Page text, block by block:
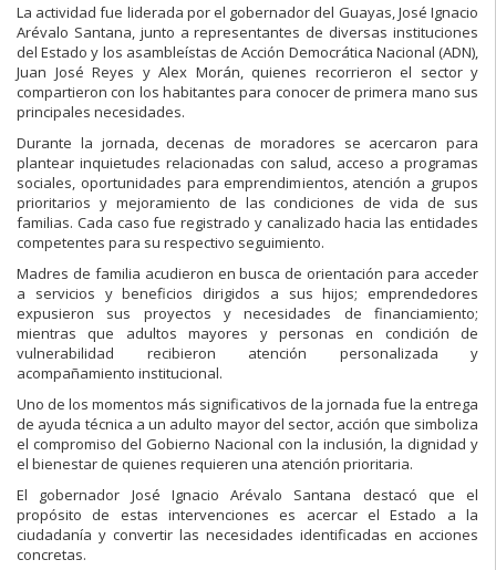
La actividad fue liderada por el gobernador del Guayas, José Ignacio
Arévalo Santana, junto a representantes de diversas instituciones
del Estado y los asambleístas de Acción Democrática Nacional (ADN),
Juan José Reyes y Alex Morán, quienes recorrieron el sector y
compartieron con los habitantes para conocer de primera mano sus
principales necesidades.
Durante la jornada, decenas de moradores se acercaron para
plantear inquietudes relacionadas con salud, acceso a programas
sociales, oportunidades para emprendimientos, atención a grupos
prioritarios y mejoramiento de las condiciones de vida de sus
familias. Cada caso fue registrado y canalizado hacia las entidades
competentes para su respectivo seguimiento.
Madres de familia acudieron en busca de orientación para acceder
a servicios y beneficios dirigidos a sus hijos; emprendedores
expusieron sus proyectos y necesidades de financiamiento;
mientras que adultos mayores y personas en condición de
vulnerabilidad recibieron atención personalizada y
acompañamiento institucional.
Uno de los momentos más significativos de la jornada fue la entrega
de ayuda técnica a un adulto mayor del sector, acción que simboliza
el compromiso del Gobierno Nacional con la inclusión, la dignidad y
el bienestar de quienes requieren una atención prioritaria.
El gobernador José Ignacio Arévalo Santana destacó que el
propósito de estas intervenciones es acercar el Estado a la
ciudadanía y convertir las necesidades identificadas en acciones
concretas.